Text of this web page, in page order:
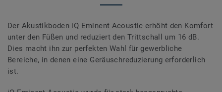
Der Akustikboden iQ Eminent Acoustic erhöht den Komfort
unter den Füßen und reduziert den Trittschall um 16 dB.
Dies macht ihn zur perfekten Wahl für gewerbliche
Bereiche, in denen eine Geräuschreduzierung erforderlich
ist.